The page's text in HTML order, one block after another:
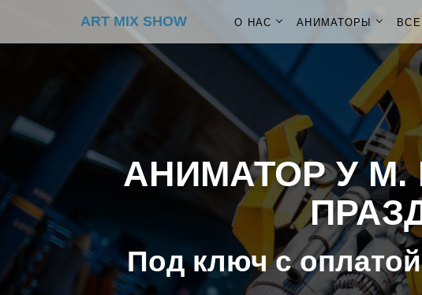
ART MIX SHOW О НАС АНИМАТОРЫ
АНИМАТОР У М.
Под ключ с